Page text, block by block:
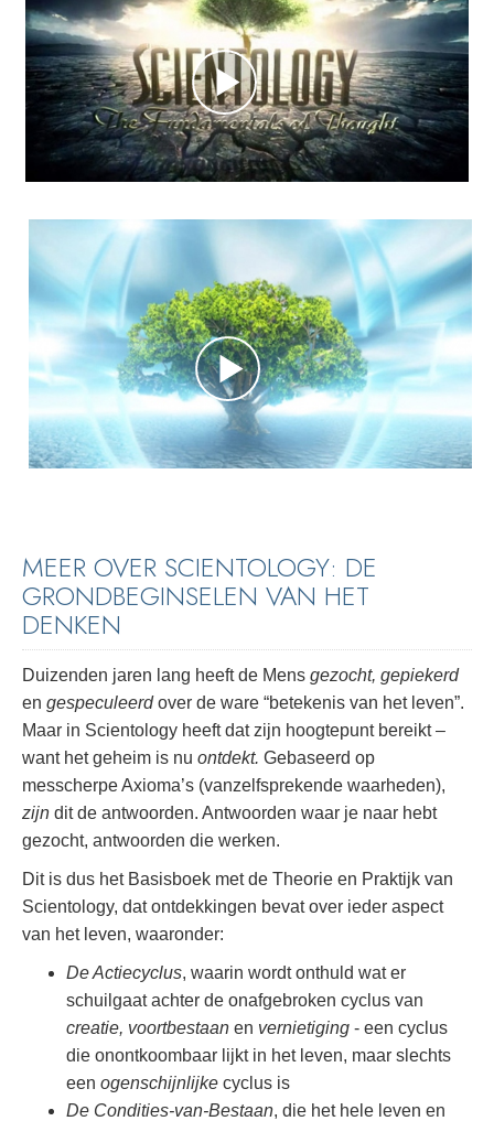
MEER OVER SCIENTOLOGY: DE
GRONDBEGINSELEN VAN HET
DENKEN
Duizenden jaren lang heeft de Mens gezocht, gepiekerd
en gespeculeerdover de ware “betekenis van het leven”.
Maar in Scientology heeft dat zijn hoogtepunt bereikt –
want het geheim is nu ontdekt. Gebaseerd op
messcherpe Axioma’s (vanzelfsprekende waarheden),
zijn dit de antwoorden. Antwoorden waar je naar hebt
gezocht, antwoorden die werken.
Dit is dus het Basisboek met de Theorie en Praktijk van
Scientology, dat ontdekkingen bevat over ieder aspect
van het leven, waaronder:
De Actiecyclus, waarin wordt onthuld wat er
schuilgaat achter de onafgebroken cyclus van
creatie, voortbestaan en vernietiging - een cyclus
die onontkoombaar lijkt in het leven, maar slechts
een ogenschijnlijke cyclus is
De Condities-van-Bestaan, die het hele leven en